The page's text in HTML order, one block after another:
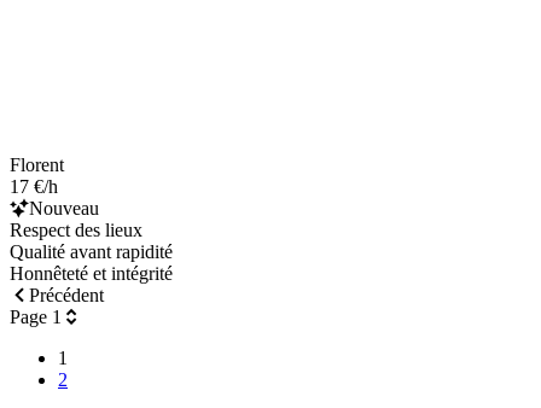
Florent
17 €/h
Nouveau
Respect des lieux
Qualité avant rapidité
Honnêteté et intégrité
Précédent
Page 1
1
2